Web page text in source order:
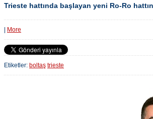
Trieste hattında başlayan yeni Ro-Ro
More
Etiketler: boltaş trieste